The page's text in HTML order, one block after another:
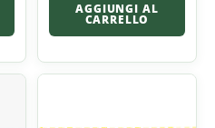
AGGIUNGI AL
CARRELLO